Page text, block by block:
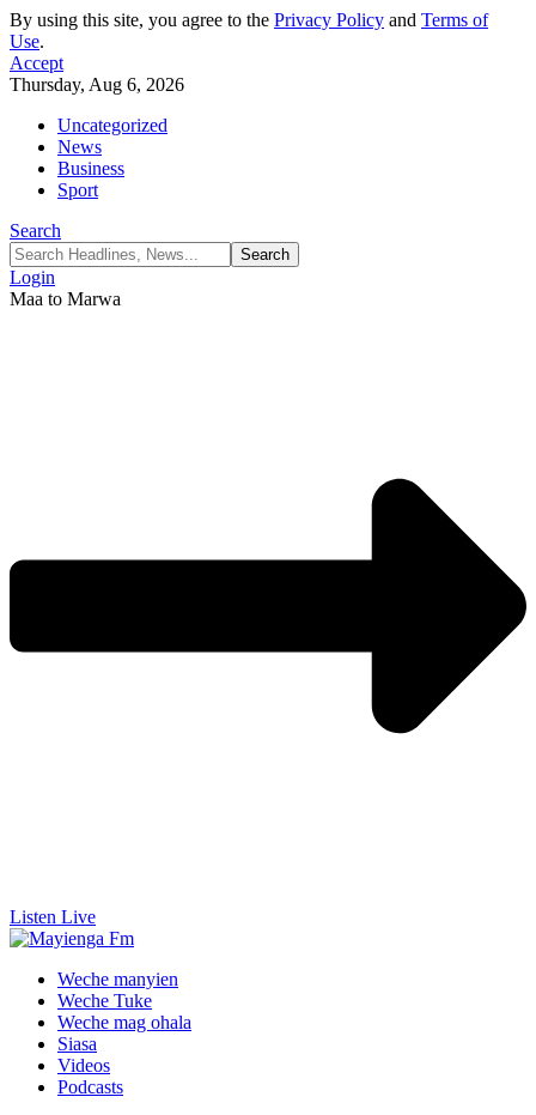
By using this site, you agree to the Privacy Policy and Terms of
Use.
Accept
Thursday, Aug 6, 2026
Uncategorized
News
Business
Sport
Search
Login
Maa to Marwa
Listen Live
Weche manyien
Weche Tuke
Weche mag ohala
Siasa
Videos
Podcasts